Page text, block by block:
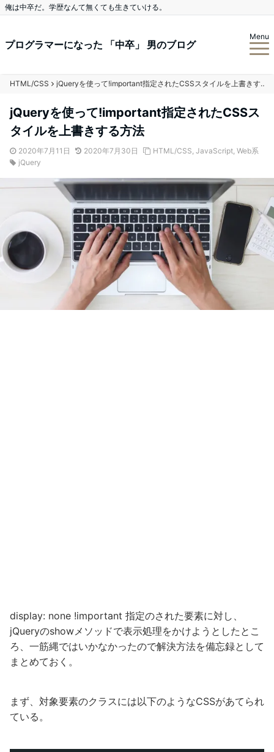
俺は中卒だ。学歴なんて無くても生きていける。
プログラマーになった 「中卒」 男のブログ
Menu
HTML/CSS jQueryを使って!important指定されたCSSスタイルを上書きする方法
jQueryを使って!important指定されたCSSス
タイルを上書きする方法
2020年7月11日 2020年7月30日 HTML/CSS, JavaScript, Web系
jQuery
display: none !important 指定のされた要素に対し、
jQueryのshowメソッドで表示処理をかけようとしたとこ
ろ、一筋縄ではいかなかったので解決方法を備忘録として
まとめておく。
まず、対象要素のクラスには以下のようなCSSがあてられ
ている。